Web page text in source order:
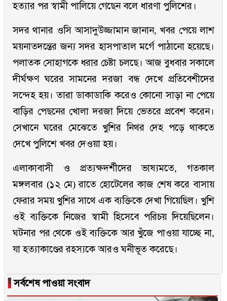
হত্যার পর স্বামী পালিয়ে গেছেন বলে ধারণা পুলিশের।
সদর থানার ওসি আসাদুউজ্জামান জানান, খবর পেয়ে লাশ
ময়নাতদন্তের জন্য সদর হাসপাতাল মর্গে পাঠানো হয়েছে।
পলাতক সোহাগকে ধরার চেষ্টা চলছে। আজ বুধবার সকালে
দীর্ঘক্ষণ ঘরের সামনের দরজা বন্ধ দেখে প্রতিবেশীদের
সন্দেহ হয়। তারা ডাকাডাকি করেও কোনো সাড়া না পেয়ে
বাড়ির পেছনের খোলা দরজা দিয়ে ভেতরে প্রবেশ করেন।
সেখানে ঘরের মেঝেতে খুশির নিথর দেহ পড়ে থাকতে
দেখে পুলিশে খবর দেওয়া হয়।
এলাকাবাসী ও প্রত্যক্ষদর্শীদের ভাষ্যমতে, গতকাল
মঙ্গলবার (১২ মে) রাতে হোটেলের কাজ শেষ করে বাসায়
ফেরার সময় খুশির সাথে এক ব্যক্তিকে দেখা গিয়েছিল। খুশি
ওই ব্যক্তিকে নিজের স্বামী হিসেবে পরিচয় দিয়েছিলেন।
ঘটনার পর থেকে ওই ব্যক্তিকে আর খুঁজে পাওয়া যাচ্ছে না,
যা হত্যাকাণ্ডের রহস্যকে আরও ঘনীভূত করেছে।
▐সর্বশেষ পাওয়া সংবাদ